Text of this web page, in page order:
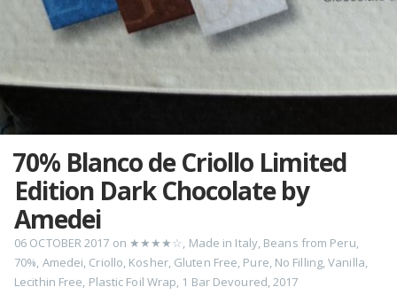
70% Blanco de Criollo Limited
Edition Dark Chocolate by
Amedei
06 OCTOBER 2017 on ★★★★☆, Made in Italy, Beans from Peru,
70%, Amedei, Criollo, Kosher, Gluten Free, Pure, No Filling,Vanilla,
Lecithin Free, Plastic Foil Wrap, 1 Bar Devoured,2017